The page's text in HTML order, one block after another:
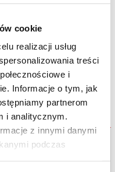
cookie
realizacji usług
treści
i
Informacje o tym, jak
partnerom
i analitycznym.
z innymi danymi
podczas
w nasz geometryczny
odwołania
na adres e-mail, podany